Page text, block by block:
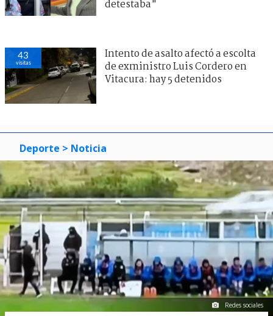
detestaba"
43
visitas
Intento de asalto afectó a escolta
de exministro Luis Cordero en
Vitacura: hay 5 detenidos
Deporte > Noticia
Redes sociales